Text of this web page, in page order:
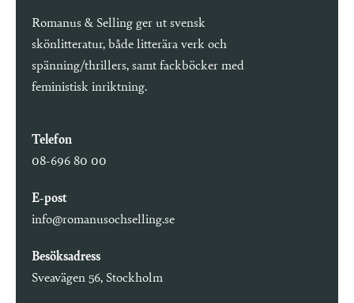
Romanus & Selling ger ut svensk
skönlitteratur, både litterära verk och
spänning/thrillers, samt fackböcker med
feministisk inriktning.
Telefon
08-696 80 00
E-post
info@romanusochselling.se
Besöksadress
Sveavägen 56, Stockholm